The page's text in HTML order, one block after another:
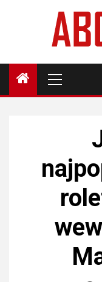
Menu